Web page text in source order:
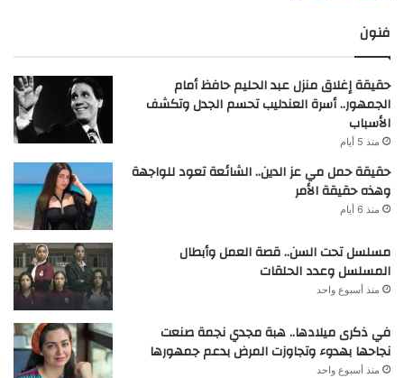
فنون
حقيقة إغلاق منزل عبد الحليم حافظ أمام
الجمهور.. أسرة العندليب تحسم الجدل وتكشف
الأسباب
منذ 5 أيام
حقيقة حمل مي عز الدين.. الشائعة تعود للواجهة
وهذه حقيقة الأمر
منذ 6 أيام
مسلسل تحت السن.. قصة العمل وأبطال
المسلسل وعدد الحلقات
منذ أسبوع واحد
في ذكرى ميلادها.. هبة مجدي نجمة صنعت
نجاحها بهدوء وتجاوزت المرض بدعم جمهورها
منذ أسبوع واحد